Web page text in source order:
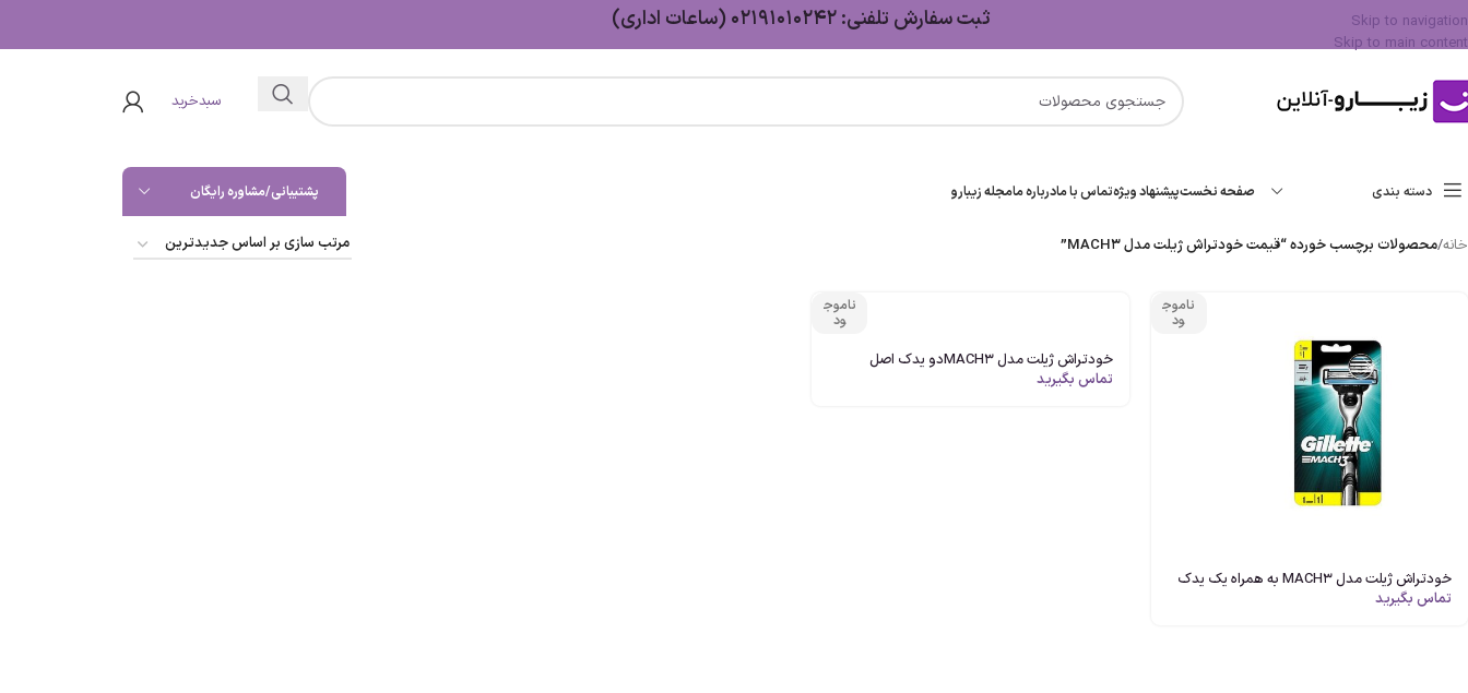
Skip to navigation
Skip to main content
ثبت سفارش تلفنی: 02191010242 (ساعات اداری)
سبدخرید
دسته بندی صفحه نخستپیشنهاد ویژهتماس با مادرباره مامجله زیبارو پشتیبانی/مشاوره رایگان
خانه/محصولات برچسب خورده “قیمت خودتراش ژیلت مدل MACH3”
ناموج
ود
خودتراش ژیلت مدل MACH3 به همراه یک یدک
تماس بگیرید
ناموج
ود
خودتراش ژیلت مدل MACH3دو یدک اصل
تماس بگیرید